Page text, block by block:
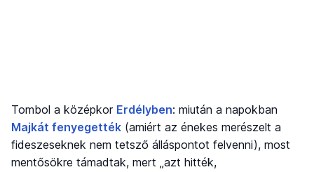
Tombol a középkor Erdélyben: miután a napokban
Majkát fenyegették (amiért az énekes merészelt a
fideszeseknek nem tetsző álláspontot felvenni), most
mentősökre támadtak, mert „azt hitték,